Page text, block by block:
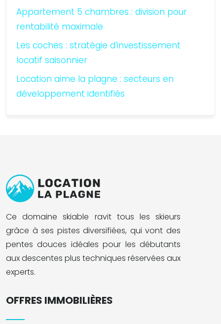
Appartement 5 chambres : division pour
rentabilité maximale
Les coches : stratégie d’investissement
locatif saisonnier
Location aime la plagne : secteurs en
développement identifiés
Ce domaine skiable ravit tous les skieurs
grâce à ses pistes diversifiées, qui vont des
pentes douces idéales pour les débutants
aux descentes plus techniques réservées aux
experts.
OFFRES IMMOBILIÈRES